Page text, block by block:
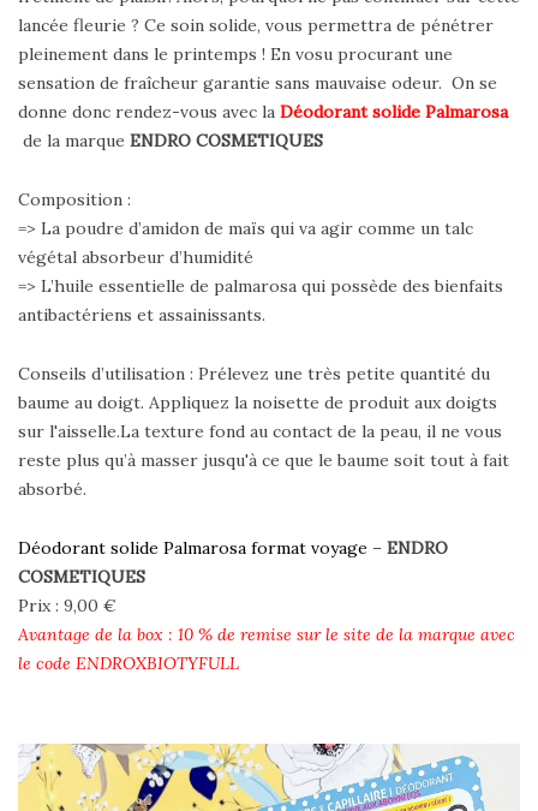
lancée fleurie ? Ce soin solide, vous permettra de pénétrer
pleinement dans le printemps ! En vosu procurant une
sensation de fraîcheur garantie sans mauvaise odeur. On se
donne donc rendez-vous avec la Déodorant solide Palmarosa
de la marque ENDRO COSMETIQUES
Composition :
=> La poudre d’amidon de maïs qui va agir comme un talc
végétal absorbeur d’humidité
=> L’huile essentielle de palmarosa qui possède des bienfaits
antibactériens et assainissants.
Conseils d’utilisation : Prélevez une très petite quantité du
baume au doigt. Appliquez la noisette de produit aux doigts
sur l'aisselle.La texture fond au contact de la peau, il ne vous
reste plus qu’à masser jusqu'à ce que le baume soit tout à fait
absorbé.
Déodorant solide Palmarosa format voyage – ENDRO
COSMETIQUES
Prix : 9,00 €
Avantage de la box : 10 % de remise sur le site de la marque avec
le code ENDROXBIOTYFULL